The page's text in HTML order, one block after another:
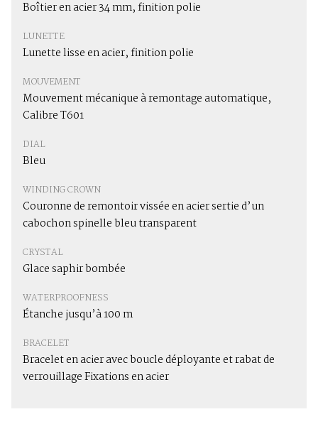
Boîtier en acier 34 mm, finition polie
LUNETTE
Lunette lisse en acier, finition polie
MOUVEMENT
Mouvement mécanique à remontage automatique,
Calibre T601
DIAL
Bleu
WINDING CROWN
Couronne de remontoir vissée en acier sertie d’un
cabochon spinelle bleu transparent
CRYSTAL
Glace saphir bombée
WATERPROOFNESS
Étanche jusqu’à 100 m
BRACELET
Bracelet en acier avec boucle déployante et rabat de
verrouillage Fixations en acier